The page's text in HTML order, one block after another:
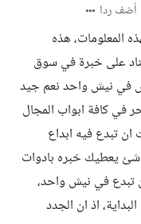
أضف ردا
المعلومات، هذه
على خبرة في سوق
في نيش واحد نعم جيد
في كافة ابواب المجال
تبدع فيه ابداع
شئ يعطيك خبره بادوات
تبدع في نيش واحد،
اذ ان الجدد